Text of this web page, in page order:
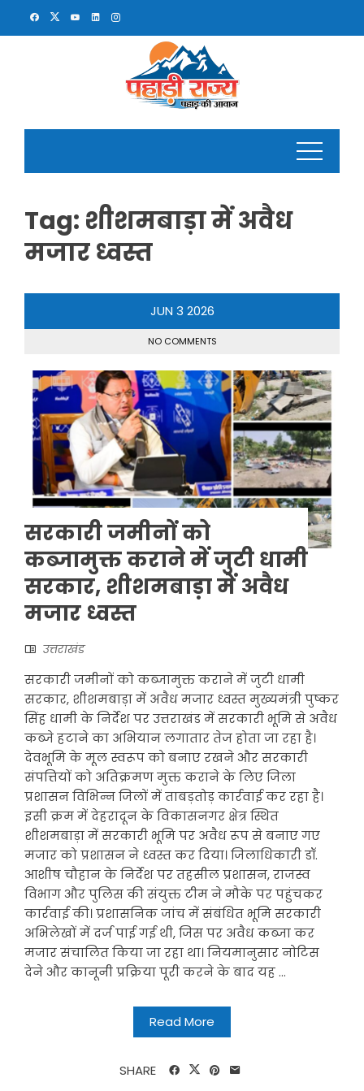
Tag: शीशमबाड़ा में अवैध
मजार ध्वस्त
JUN 3 2026
NO COMMENTS
सरकारी जमीनों को
कब्जामुक्त कराने में जुटी धामी
सरकार, शीशमबाड़ा में अवैध
मजार ध्वस्त
उत्तराखंड
सरकारी जमीनों को कब्जामुक्त कराने में जुटी धामी
सरकार, शीशमबाड़ा में अवैध मजार ध्वस्त मुख्यमंत्री पुष्कर
सिंह धामी के निर्देश पर उत्तराखंड में सरकारी भूमि से अवैध
कब्जे हटाने का अभियान लगातार तेज होता जा रहा है।
देवभूमि के मूल स्वरूप को बनाए रखने और सरकारी
संपत्तियों को अतिक्रमण मुक्त कराने के लिए जिला
प्रशासन विभिन्न जिलों में ताबड़तोड़ कार्रवाई कर रहा है।
इसी क्रम में देहरादून के विकासनगर क्षेत्र स्थित
शीशमबाड़ा में सरकारी भूमि पर अवैध रूप से बनाए गए
मजार को प्रशासन ने ध्वस्त कर दिया। जिलाधिकारी डॉ.
आशीष चौहान के निर्देश पर तहसील प्रशासन, राजस्व
विभाग और पुलिस की संयुक्त टीम ने मौके पर पहुंचकर
कार्रवाई की। प्रशासनिक जांच में संबंधित भूमि सरकारी
अभिलेखों में दर्ज पाई गई थी, जिस पर अवैध कब्जा कर
मजार संचालित किया जा रहा था। नियमानुसार नोटिस
देने और कानूनी प्रक्रिया पूरी करने के बाद यह ...
Read More
SHARE